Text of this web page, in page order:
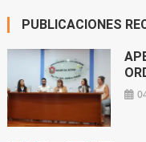
PUBLICACIONES